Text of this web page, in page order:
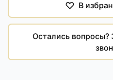
В
Остались вопросы?